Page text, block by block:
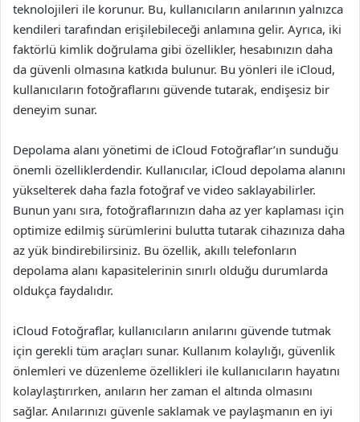
teknolojileri ile korunur. Bu, kullanıcıların anılarının yalnızca
kendileri tarafından erişilebileceği anlamına gelir. Ayrıca, iki
faktörlü kimlik doğrulama gibi özellikler, hesabınızın daha
da güvenli olmasına katkıda bulunur. Bu yönleri ile iCloud,
kullanıcıların fotoğraflarını güvende tutarak, endişesiz bir
deneyim sunar.
Depolama alanı yönetimi de iCloud Fotoğraflar’ın sunduğu
önemli özelliklerdendir. Kullanıcılar, iCloud depolama alanını
yükselterek daha fazla fotoğraf ve video saklayabilirler.
Bunun yanı sıra, fotoğraflarınızın daha az yer kaplaması için
optimize edilmiş sürümlerini bulutta tutarak cihazınıza daha
az yük bindirebilirsiniz. Bu özellik, akıllı telefonların
depolama alanı kapasitelerinin sınırlı olduğu durumlarda
oldukça faydalıdır.
iCloud Fotoğraflar, kullanıcıların anılarını güvende tutmak
için gerekli tüm araçları sunar. Kullanım kolaylığı, güvenlik
önlemleri ve düzenleme özellikleri ile kullanıcıların hayatını
kolaylaştırırken, anıların her zaman el altında olmasını
sağlar. Anılarınızı güvenle saklamak ve paylaşmanın en iyi